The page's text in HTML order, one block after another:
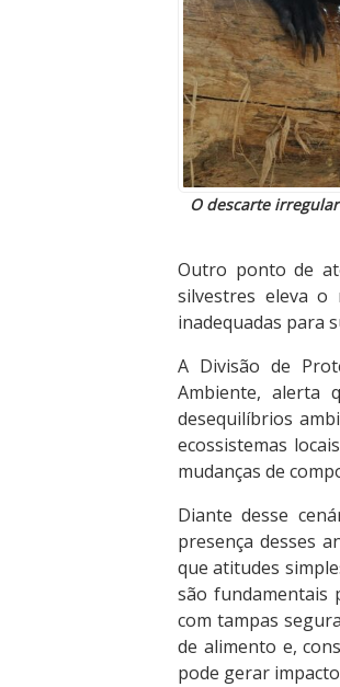
O descarte
Outro ponto de
silvestres eleva o
inadequadas para
A Divisão de
Ambiente, alerta
desequilíbrios
ecossistemas
mudanças de
Diante desse
presença desses
que atitudes
são fundamentais
com tampas
de alimento e,
pode gerar